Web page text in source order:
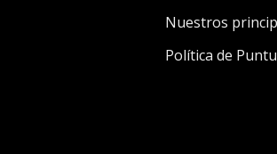
Nuestros
Política de